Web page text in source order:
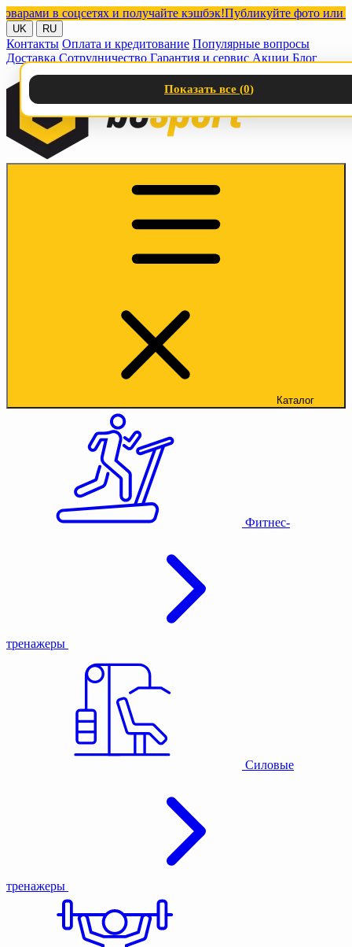
в соцсетях и получайте кэшбэк!Публикуйте фото или
UK RU
Контакты Оплата и кредитование Популярные вопросы
Доставка Сотрудничество Гарантия и сервис Акции Блог
Каталог
Фитнес-
тренажеры
Силовые
тренажеры
Показать все (0)